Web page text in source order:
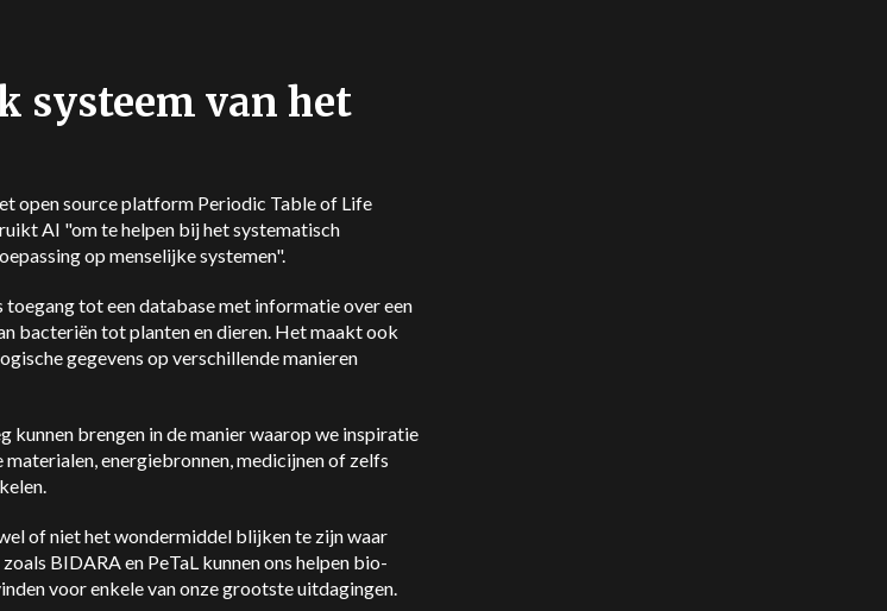
systeem van het
open source platform Periodic Table of Life
AI "om te helpen bij het systematisch
op menselijke systemen".
tot een database met informatie over een
bacteriën tot planten en dieren. Het maakt ook
gegevens op verschillende manieren
kunnen brengen in de manier waarop we inspiratie
energiebronnen, medicijnen of zelfs
of niet het wondermiddel blijken te zijn waar
BIDARA en PeTaL kunnen ons helpen bio-
voor enkele van onze grootste uitdagingen.